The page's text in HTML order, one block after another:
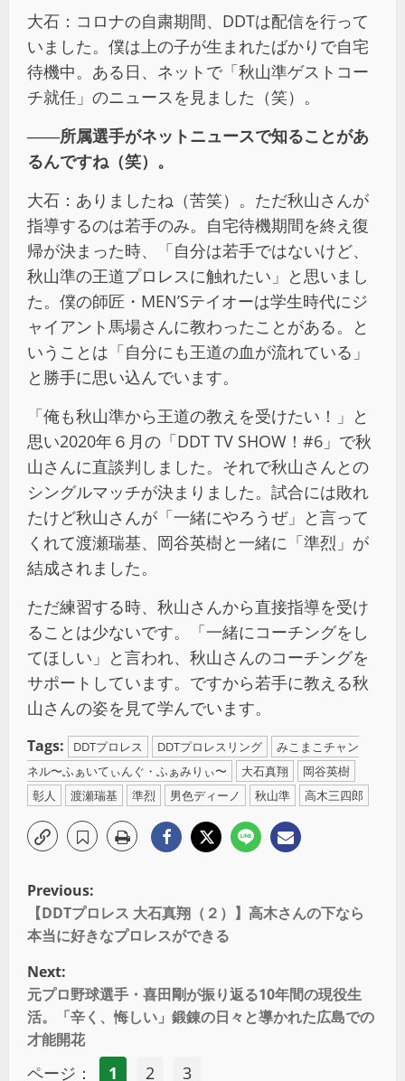
大石：コロナの自粛期間、DDTは配信を行って
いました。僕は上の子が生まれたばかりで自宅
待機中。ある日、ネットで「秋山準ゲストコー
チ就任」のニュースを見ました（笑）。
――所属選手がネットニュースで知ることがあ
るんですね（笑）。
大石：ありましたね（苦笑）。ただ秋山さんが
指導するのは若手のみ。自宅待機期間を終え復
帰が決まった時、「自分は若手ではないけど、
秋山準の王道プロレスに触れたい」と思いまし
た。僕の師匠・MEN’Sテイオーは学生時代にジ
ャイアント馬場さんに教わったことがある。と
いうことは「自分にも王道の血が流れている」
と勝手に思い込んでいます。
「俺も秋山準から王道の教えを受けたい！」と
思い2020年６月の「DDT TV SHOW！#6」で秋
山さんに直談判しました。それで秋山さんとの
シングルマッチが決まりました。試合には敗れ
たけど秋山さんが「一緒にやろうぜ」と言って
くれて渡瀬瑞基、岡谷英樹と一緒に「準烈」が
結成されました。
ただ練習する時、秋山さんから直接指導を受け
ることは少ないです。「一緒にコーチングをし
てほしい」と言われ、秋山さんのコーチングを
サポートしています。ですから若手に教える秋
山さんの姿を見て学んでいます。
Tags: DDTプロレス DDTプロレスリング
みこまこチャン
ネル〜ふぁいてぃんぐ・ふぁみりぃ〜
大石真翔
岡谷英樹
彰人
渡瀬瑞基 準烈 男色ディーノ 秋山準 高木三四郎
Previous:
【DDTプロレス 大石真翔（２）】高木さんの下なら
本当に好きなプロレスができる
Next:
元プロ野球選手・喜田剛が振り返る10年間の現役生
活。「辛く、悔しい」鍛錬の日々と導かれた広島での
才能開花
ページ： 1 2 3